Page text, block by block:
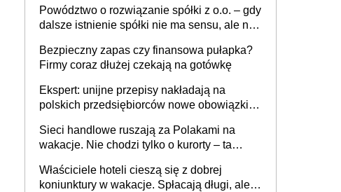
Powództwo o rozwiązanie spółki z o.o. – gdy
dalsze istnienie spółki nie ma sensu, ale nie
Bezpieczny zapas czy finansowa pułapka?
Firmy coraz dłużej czekają na gotówkę
Ekspert: unijne przepisy nakładają na
polskich przedsiębiorców nowe obowiązki w
Sieci handlowe ruszają za Polakami na
wakacje. Nie chodzi tylko o kurorty – ta
tam, gdzie wielu spędzi urlop po cichu
Właściciele hoteli cieszą się z dobrej
koniunktury w wakacje. Spłacają długi, ale